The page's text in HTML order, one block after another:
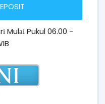
Mulаі Pukul 06.00 -